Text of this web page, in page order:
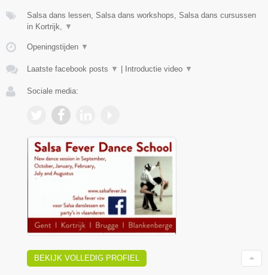
Salsa dans lessen, Salsa dans workshops, Salsa dans cursussen
in Kortrijk, ▼
Openingstijden ▼
Laatste facebook posts ▼ Introductie video ▼
Sociale media:
BEKIJK VOLLEDIG PROFIEL